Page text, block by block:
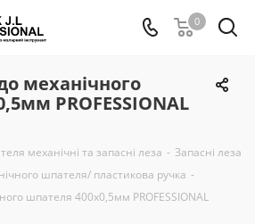
0
механічного
PROFESSIONAL
механічні та запасні леза - Запасні леза
шпателя/ пластикова ручка -
шпателя 400х0,5мм PROFESSIONAL